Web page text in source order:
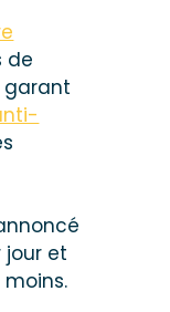
de
garant
jour et